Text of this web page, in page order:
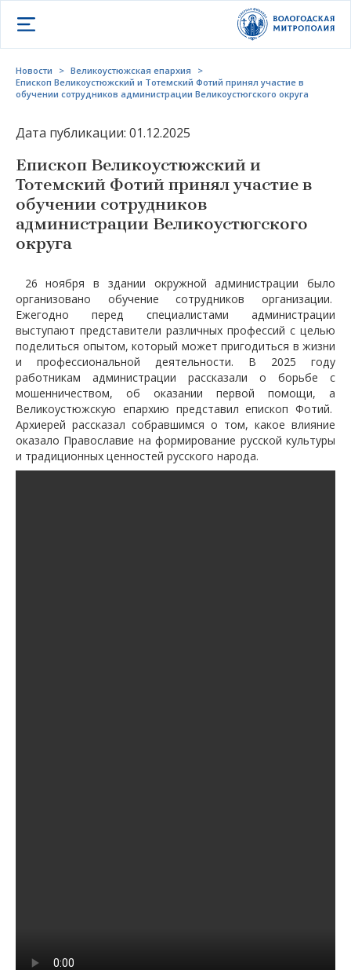
Открыть меню
Новости > Великоустюжская епархия
>
Епископ Великоустюжский и Тотемский Фотий принял участие в
обучении сотрудников администрации Великоустюгского округа
Дата публикации: 01.12.2025
Епископ Великоустюжский и
Тотемский Фотий принял участие в
обучении сотрудников
администрации Великоустюгского
округа
26 ноября в здании окружной администрации было
организовано обучение сотрудников организации.
Ежегодно перед специалистами администрации
выступают представители различных профессий с целью
поделиться опытом, который может пригодиться в жизни
и профессиональной деятельности. В 2025 году
работникам администрации рассказали о борьбе с
мошенничеством, об оказании первой помощи, а
Великоустюжскую епархию представил епископ Фотий.
Архиерей рассказал собравшимся о том, какое влияние
оказало Православие на формирование русской культуры
и традиционных ценностей русского народа.